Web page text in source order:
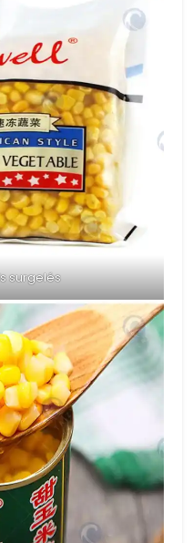
surgelés